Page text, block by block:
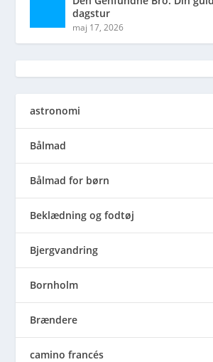
dagstur
maj 17, 2026
astronomi
Bålmad
Bålmad for børn
Beklædning og fodtøj
Bjergvandring
Bornholm
Brændere
camino francés